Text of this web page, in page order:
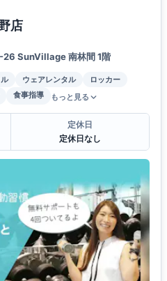
店
26 SunVillage 南林間 1階
ウェアレンタル
ロッカー
食事指導 もっと見る
定休日
定休日なし